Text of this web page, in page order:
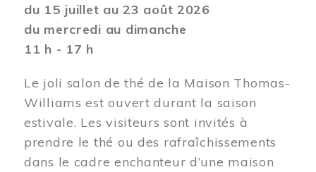
du 15 juillet au 23 août 2026
du mercredi au dimanche
11 h - 17 h
Le joli salon de thé de la Maison Thomas-
Williams est ouvert durant la saison
estivale. Les visiteurs sont invités à
prendre le thé ou des rafraîchissements
dans le cadre enchanteur d’une maison